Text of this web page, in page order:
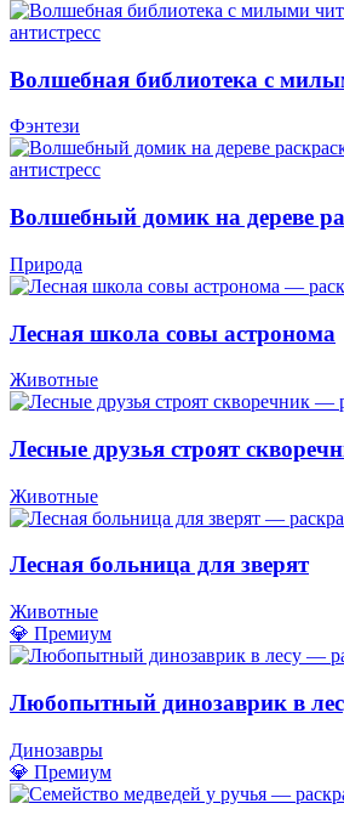
Волшебная библиотека с
Фэнтези
Волшебный домик на дереве
Природа
Лесная школа совы астронома
Животные
Лесные друзья строят
Животные
Лесная больница для зверят
Животные
💎 Премиум
Любопытный динозаврик в
Динозавры
💎 Премиум